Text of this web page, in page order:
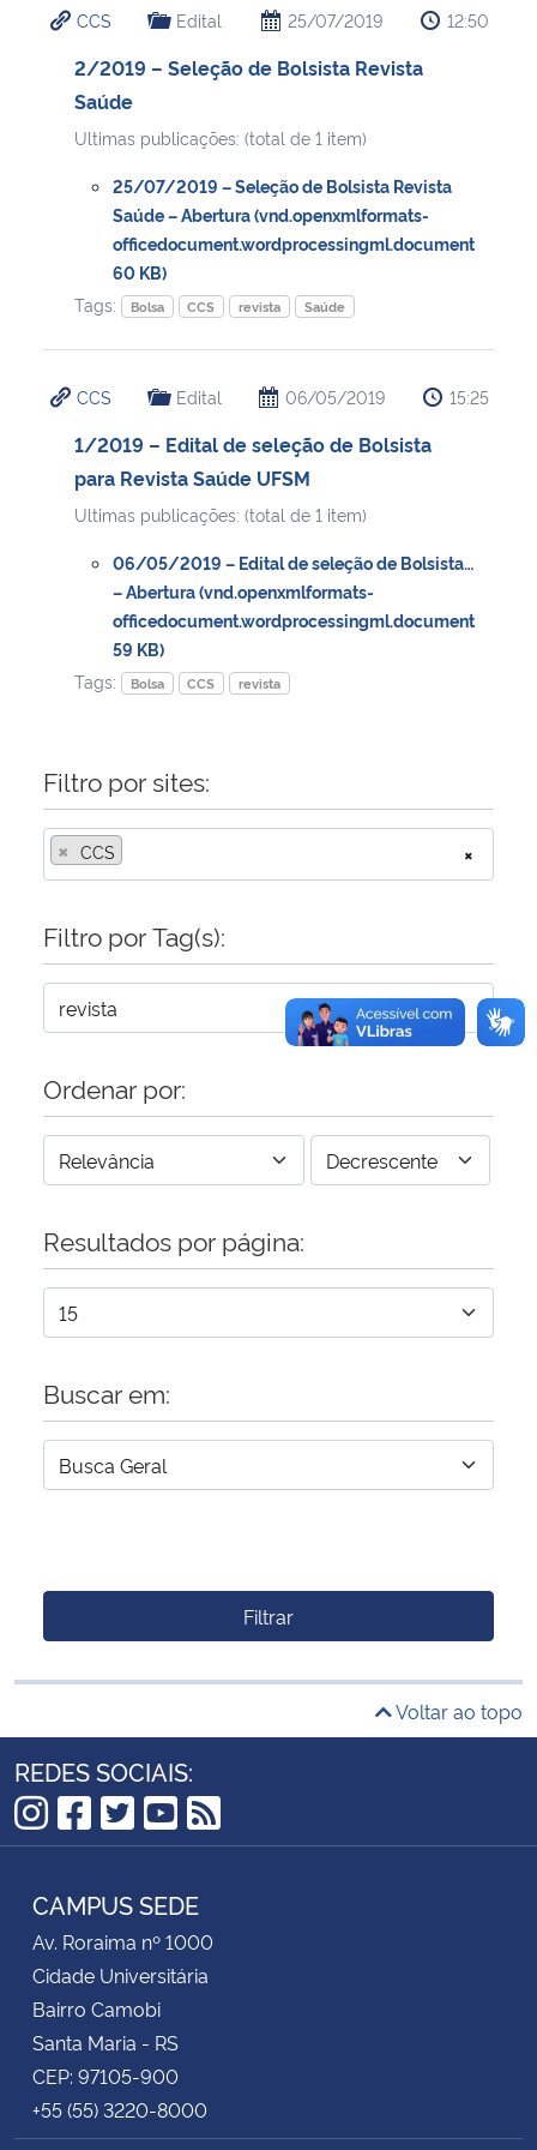
Ministério da Cidadania
Ministério de Minas e Energia
Ministério da Ciência, Tecnologia, Inovações e Comunicações
Ministério do Meio Ambiente
Ministério do Desenvolvimento Regional
Ministério da Mulher, da Família e dos Direitos Humanos
Secretaria-Geral
Secretaria de Governo
Advocacia-Geral da União
Banco Central do Brasil
CCS Edital 25/07/2019 12:50
2/2019 – Seleção de Bolsista Revista
Saúde
Ultimas publicações: (total de 1 item)
25/07/2019 – Seleção de Bolsista Revista
Saúde – Abertura (vnd.openxmlformats-
officedocument.wordprocessingml.document
60 KB)
Tags:
Bolsa CCS revista Saúde
CCS Edital 06/05/2019 15:25
1/2019 – Edital de seleção de Bolsista
para Revista Saúde UFSM
Ultimas publicações: (total de 1 item)
06/05/2019 – Edital de seleção de Bolsista…
– Abertura (vnd.openxmlformats-
officedocument.wordprocessingml.document
59 KB)
Tags:
Bolsa CCS revista
Filtro por sites:
×
× CCS
Filtro por Tag(s):
Ordenar por:
Resultados por página:
Buscar em:
Filtrar
Voltar ao topo
REDES SOCIAIS:
Instagram
Facebook
Twitter
YouTube
RSS
CAMPUS SEDE
Av. Roraima nº 1000
Cidade Universitária
Bairro Camobi
Santa Maria - RS
CEP: 97105-900
+55 (55) 3220-8000